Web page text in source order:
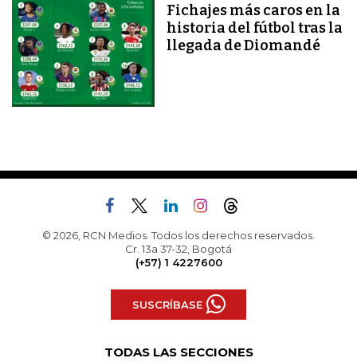
Fichajes más caros en la
historia del fútbol tras la
llegada de Diomandé
© 2026, RCN Medios. Todos los derechos reservados.
Cr. 13a 37-32, Bogotá
(+57) 1 4227600
SUSCRÍBASE
TODAS LAS SECCIONES